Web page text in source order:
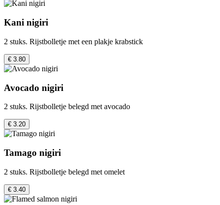
Kani nigiri
2 stuks. Rijstbolletje met een plakje krabstick
€ 3.80
Avocado nigiri
2 stuks. Rijstbolletje belegd met avocado
€ 3.20
Tamago nigiri
2 stuks. Rijstbolletje belegd met omelet
€ 3.40